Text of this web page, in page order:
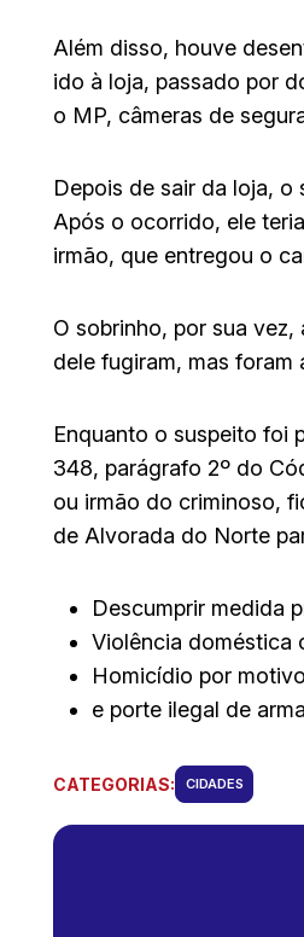
Além disso, houve
ido à loja, passado por
o MP, câmeras de
Depois de sair da loja, o
Após o ocorrido, ele
irmão, que entregou o
O sobrinho, por sua
dele fugiram, mas
Enquanto o suspeito foi
348, parágrafo 2º do
ou irmão do criminoso,
de Alvorada do Norte
Descumprir medida
Violência doméstica
Homicídio por
e porte ilegal de
CATEGORIAS: CIDADES